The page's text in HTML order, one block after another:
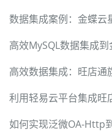
数据集成案例：金蝶云
高效MySQL数据集成
高效数据集成：旺店通
如何实现泛微OA-Http